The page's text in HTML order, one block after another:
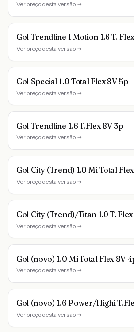
Ver preço desta versão →
Gol Trendline I Motion 1.6 T.
Ver preço desta versão →
Gol Special 1.0 Total Flex 8V 5p
Ver preço desta versão →
Gol Trendline 1.6 T.Flex 8V 3p
Ver preço desta versão →
Gol City (Trend) 1.0 Mi Total
Ver preço desta versão →
Gol City (Trend)/Titan 1.0 T.
Ver preço desta versão →
Gol (novo) 1.0 Mi Total Flex 8V
Ver preço desta versão →
Gol (novo) 1.6 Power/Highi
Ver preço desta versão →